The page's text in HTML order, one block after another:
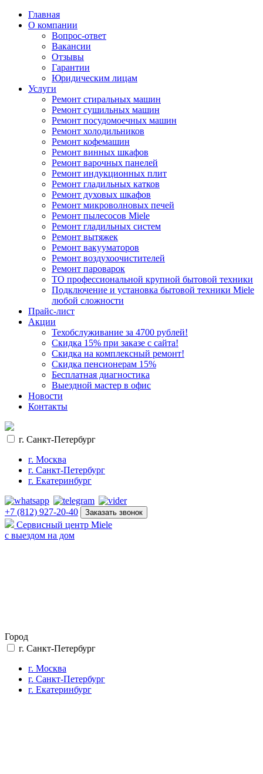
Главная
О компании
Вопрос-ответ
Вакансии
Отзывы
Гарантии
Юридическим лицам
Услуги
Ремонт стиральных машин
Ремонт сушильных машин
Ремонт посудомоечных машин
Ремонт холодильников
Ремонт кофемашин
Ремонт винных шкафов
Ремонт варочных панелей
Ремонт индукционных плит
Ремонт гладильных катков
Ремонт духовых шкафов
Ремонт микроволновых печей
Ремонт пылесосов Miele
Ремонт гладильных систем
Ремонт вытяжек
Ремонт вакууматоров
Ремонт воздухоочистителей
Ремонт пароварок
ТО профессиональной крупной бытовой техники
Подключение и установка бытовой техники Miele
любой сложности
Прайс-лист
Акции
Техобслуживание за 4700 рублей!
Cкидка 15% при заказе с сайта!
Скидка на комплексный ремонт!
Скидка пенсионерам 15%
Бесплатная диагностика
Выездной мастер в офис
Новости
Контакты
г. Санкт-Петербург
г. Москва
г. Санкт-Петербург
г. Екатеринбург
+7 (812) 927-20-40 Заказать звонок
Сервисный центр Miele
с выездом на дом
Город
г. Санкт-Петербург
г. Москва
г. Санкт-Петербург
г. Екатеринбург